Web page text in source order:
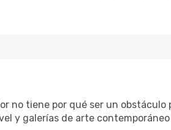
no tiene por qué ser un
y galerías de arte